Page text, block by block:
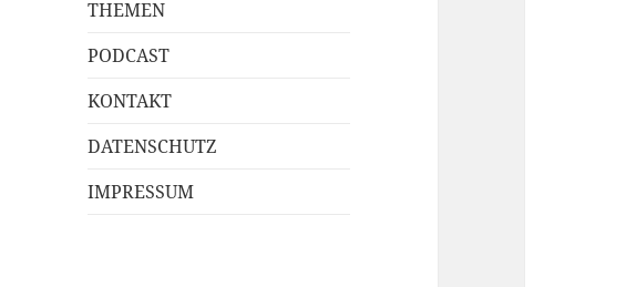
THEMEN
PODCAST
KONTAKT
DATENSCHUTZ
IMPRESSUM